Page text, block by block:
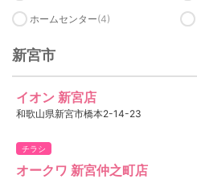
ホームセンター(4)
新宮市
イオン 新宮店
和歌山県新宮市橋本2-14-23
チラシ
オークワ 新宮仲之町店